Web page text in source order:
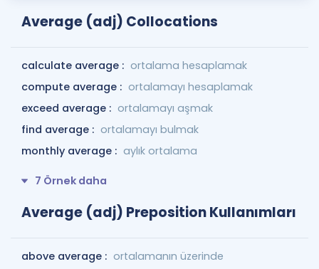
Average (adj) Collocations
calculate average : ortalama hesaplamak
compute average : ortalamayı hesaplamak
exceed average : ortalamayı aşmak
find average : ortalamayı bulmak
monthly average : aylık ortalama
7 Örnek daha
Average (adj) Preposition Kullanımları
above average : ortalamanın üzerinde